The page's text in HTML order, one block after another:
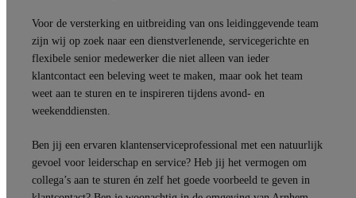
Voor de versterking en uitbreiding van ons leidinggevende team
zijn wij op zoek naar een dienstverlenende, servicegerichte en
flexibele senior medewerker die niet alleen van ieder
klantcontact een beleving weet te maken, maar ook het team
weet aan te sturen en te inspireren tijdens avond- en
weekenddiensten.
Ben jij een ervaren klantenserviceprofessional met een natuurlijk
gevoel voor leiderschap en service? Heb jij het vermogen om
collega’s aan te sturen én zelf het goede voorbeeld te geven in